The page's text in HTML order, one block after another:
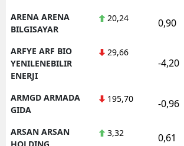
ARENA ARENA
BILGISAYAR
20,24 0,90
ARFYE ARF BIO
YENILENEBILIR
ENERJI
29,66
-4,20
ARMGD ARMADA
GIDA
195,70 -0,96
ARSAN ARSAN
HOLDING
3,32 0,61